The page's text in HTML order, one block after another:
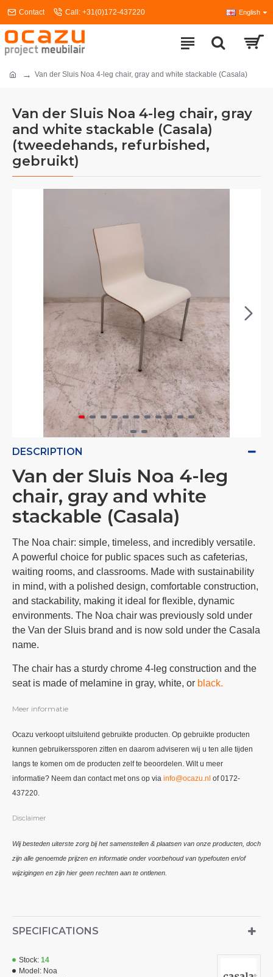
Contact Call: +31(0)172-437220 English
Van der Sluis Noa 4-leg chair, gray and white stackable (Casala)
Van der Sluis Noa 4-leg chair, gray
and white stackable (Casala)
(tweedehands, refurbished,
gebruikt)
DESCRIPTION
Van der Sluis Noa 4-leg
chair, gray and white
stackable (Casala)
The Noa chair: simple, timeless, and incredibly versatile.
A powerful choice for public spaces such as cafeterias,
waiting rooms, and classrooms. Made with sustainability
in mind, with a polished design, comfortable construction,
and stackability, making it ideal for flexible, dynamic
environments. The Noa chair was previously sold under
the Van der Sluis brand and is now sold under the Casala
name.
The chair has a sturdy chrome 4-leg construction and the
seat is made of melamine in gray, white, or black.
Meer informatie
Ocazu verkoopt uitsluitend gebruikte producten. Op gebruikte producten
kunnen gebruikerssporen zitten en daarom adviseren wij u ten alle tijden
langs te komen om de producten zelf te beoordelen. Wilt u meer
informatie? Neem dan contact met ons op via info@ocazu.nl of 0172-
437220.
Disclaimer
Wij besteden uiterste zorg bij het samenstellen & plaatsen van onze producten, doch
zijn alle genoemde prijzen en informatie onder voorbehoud van typefouten en/of
wijzigingen en zijn hier geen rechten aan te ontlenen.
SPECIFICATIONS
Stock: 14
Model: Noa